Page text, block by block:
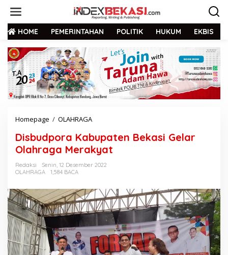
HOME PEMERINTAHAN POLITIK HUKUM EKBIS
Homepage / OLAHRAGA
Disbudpora Kabupaten Bekasi Gelar
Olahraga Merakyat
Redaksi
Senin, 12 Desember 2022
OLAHRAGA
1,584 BACA